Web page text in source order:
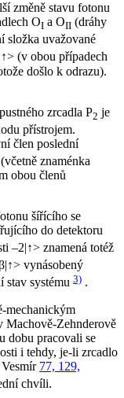
změně stavu fotonu
OI a OII (dráhy
složka uvažované
(v obou případech
došlo k odrazu).
zrcadla P2 je
přístrojem.
člen poslední
znaménka
obou členů
šířícího se
do detektoru
–2|↑> znamená totéž
vynásobený
stav systému 3) .
mechanickým
Machově-Zehnderově
dobu pracovali se
i tehdy, je-li zrcadlo
77, 129,
chvíli.